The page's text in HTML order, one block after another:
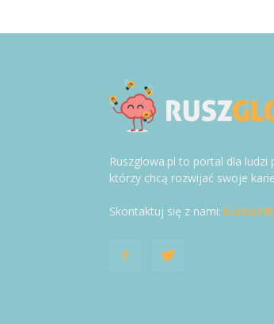
Ruszglowa.pl to portal dla ludzi
którzy chcą rozwijać swoje
Skontaktuj się z nami: